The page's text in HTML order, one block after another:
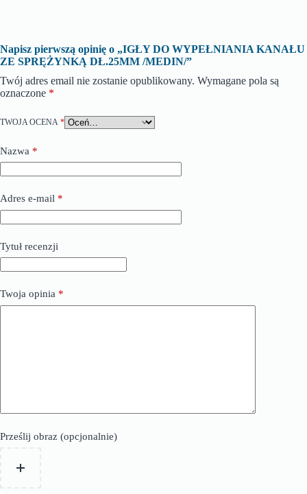
Napisz pierwszą opinię o „IGŁY DO WYPEŁNIANIA KANAŁU
ZE SPRĘŻYNKĄ DŁ.25MM /MEDIN/”
Twój adres email nie zostanie opublikowany. Wymagane pola są
oznaczone *
TWOJA OCENA *
Nazwa *
Adres e-mail *
Tytuł recenzji
Twoja opinia *
Prześlij obraz (opcjonalnie)